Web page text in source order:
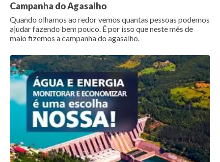
Campanha do Agasalho
Quando olhamos ao redor vemos quantas pessoas podemos
ajudar fazendo bem pouco. É por isso que neste mês de
maio fizemos a campanha do agasalho.